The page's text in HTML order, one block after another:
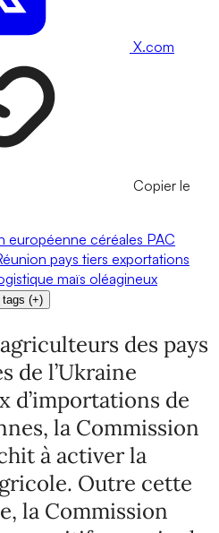
X.com
Copier le
européenne céréales PAC
pays tiers exportations
maïs oléagineux
(+)
des pays
de l’Ukraine
d’importations de
la Commission
à activer la
Outre cette
la Commission